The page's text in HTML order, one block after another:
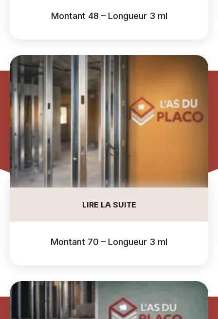
Montant 48 – Longueur 3 ml
LIRE LA SUITE
Montant 70 – Longueur 3 ml